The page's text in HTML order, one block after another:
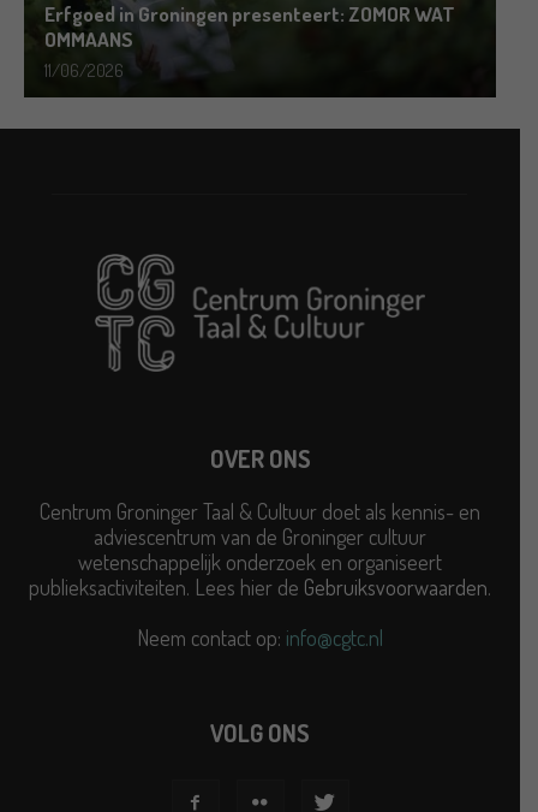
Erfgoed in Groningen presenteert: ZOMOR WAT
OMMAANS
11/06/2026
OVER ONS
Centrum Groninger Taal & Cultuur doet als kennis- en
adviescentrum van de Groninger cultuur
wetenschappelijk onderzoek en organiseert
publieksactiviteiten. Lees hier de Gebruiksvoorwaarden.
Neem contact op: info@cgtc.nl
VOLG ONS